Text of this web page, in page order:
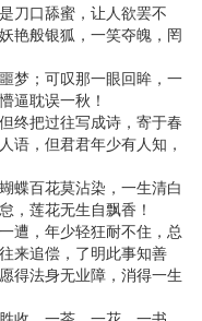
口舔蜜，让人欲罢不
艳般银狐，一笑夺魄，罔
；可叹那一眼回眸，一
逼耽误一秋！
把过往写成诗，寄于春
语，但君君年少有人知，
百花莫沾染，一生清白
，莲花无生自飘香！
，年少轻狂耐不住，总
来追偿，了明此事知善
得法身无业障，消得一生